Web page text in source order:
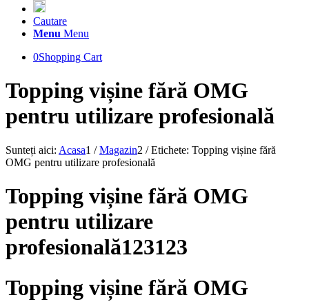
Cautare
Menu Menu
0Shopping Cart
Topping vișine fără OMG
pentru utilizare profesională
Sunteți aici: Acasa1 / Magazin2 / Etichete: Topping vișine fără
OMG pentru utilizare profesională
Topping vișine fără OMG
pentru utilizare
profesională123123
Topping vișine fără OMG